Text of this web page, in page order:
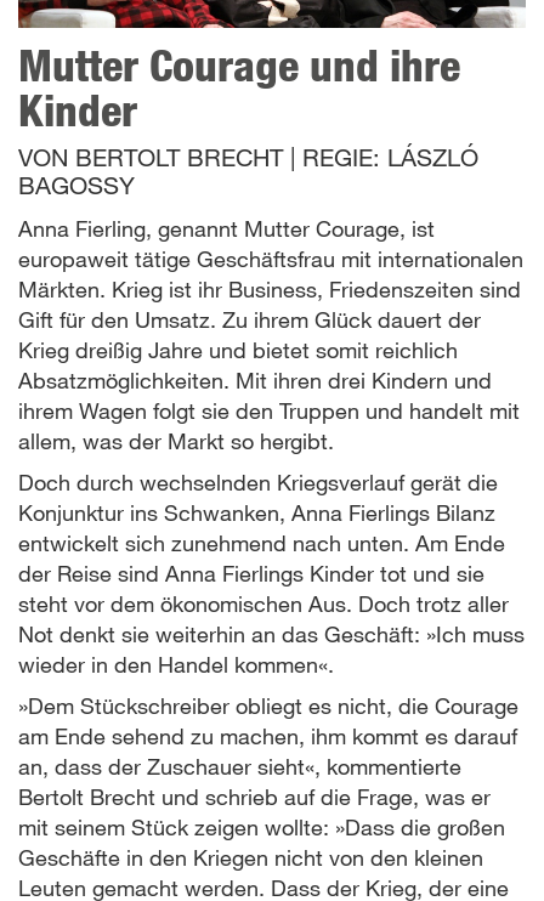
Mutter Courage und ihre
Kinder
VON BERTOLT BRECHT| REGIE: LÁSZLÓ
BAGOSSY
Anna Fierling, genannt Mutter Courage, ist
europaweit tätige Geschäftsfrau mit internationalen
Märkten. Krieg ist ihr Business, Friedenszeiten sind
Gift für den Umsatz. Zu ihrem Glück dauert der
Krieg dreißig Jahre und bietet somit reichlich
Absatzmöglichkeiten. Mit ihren drei Kindern und
ihrem Wagen folgt sie den Truppen und handelt mit
allem, was der Markt so hergibt.
Doch durch wechselnden Kriegsverlauf gerät die
Konjunktur ins Schwanken, Anna Fierlings Bilanz
entwickelt sich zunehmend nach unten. Am Ende
der Reise sind Anna Fierlings Kinder tot und sie
steht vor dem ökonomischen Aus. Doch trotz aller
Not denkt sie weiterhin an das Geschäft: »Ich muss
wieder in den Handel kommen«.
»Dem Stückschreiber obliegt es nicht, die Courage
am Ende sehend zu machen, ihm kommt es darauf
an, dass der Zuschauer sieht«, kommentierte
Bertolt Brecht und schrieb auf die Frage, was er
mit seinem Stück zeigen wollte: »Dass die großen
Geschäfte in den Kriegen nicht von den kleinen
Leuten gemacht werden. Dass der Krieg, der eine